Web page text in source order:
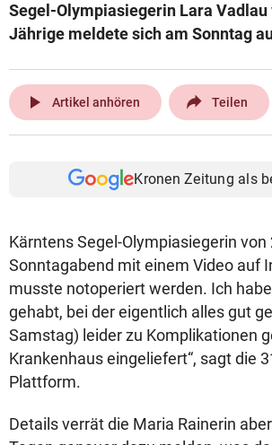
Segel-Olympiasiegerin Lara
Jährige meldete sich am Sonntag
play_arrow Artikel anhören Teilen
Kronen Zeitung als
Kärntens Segel-Olympiasiegerin
Sonntagabend mit einem Video auf
musste notoperiert werden. Ich
gehabt, bei der eigentlich alles gut
Samstag) leider zu Komplikationen
Krankenhaus eingeliefert“, sagt die
Plattform.
Details verrät die Maria Rainerin